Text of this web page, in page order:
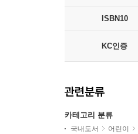
ISBN10
KC인증
관련분류
카테고리 분류
국내도서 어린이